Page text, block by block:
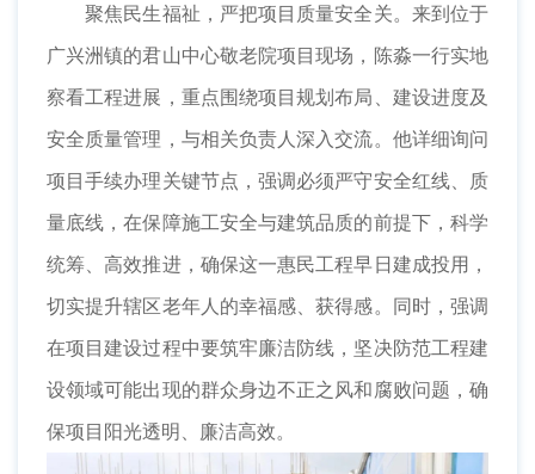
聚焦民生福祉，严把项目质量安全关。来到位于
广兴洲镇的君山中心敬老院项目现场，陈淼一行实地
察看工程进展，重点围绕项目规划布局、建设进度及
安全质量管理，与相关负责人深入交流。他详细询问
项目手续办理关键节点，强调必须严守安全红线、质
量底线，在保障施工安全与建筑品质的前提下，科学
统筹、高效推进，确保这一惠民工程早日建成投用，
切实提升辖区老年人的幸福感、获得感。同时，强调
在项目建设过程中要筑牢廉洁防线，坚决防范工程建
设领域可能出现的群众身边不正之风和腐败问题，确
保项目阳光透明、廉洁高效。